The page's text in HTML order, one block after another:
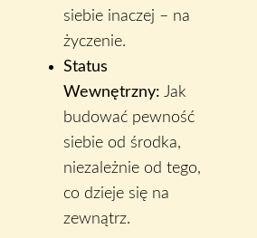
siebie inaczej – na
życzenie.
Status
Wewnętrzny: Jak
budować pewność
siebie od środka,
niezależnie od tego,
co dzieje się na
zewnątrz.